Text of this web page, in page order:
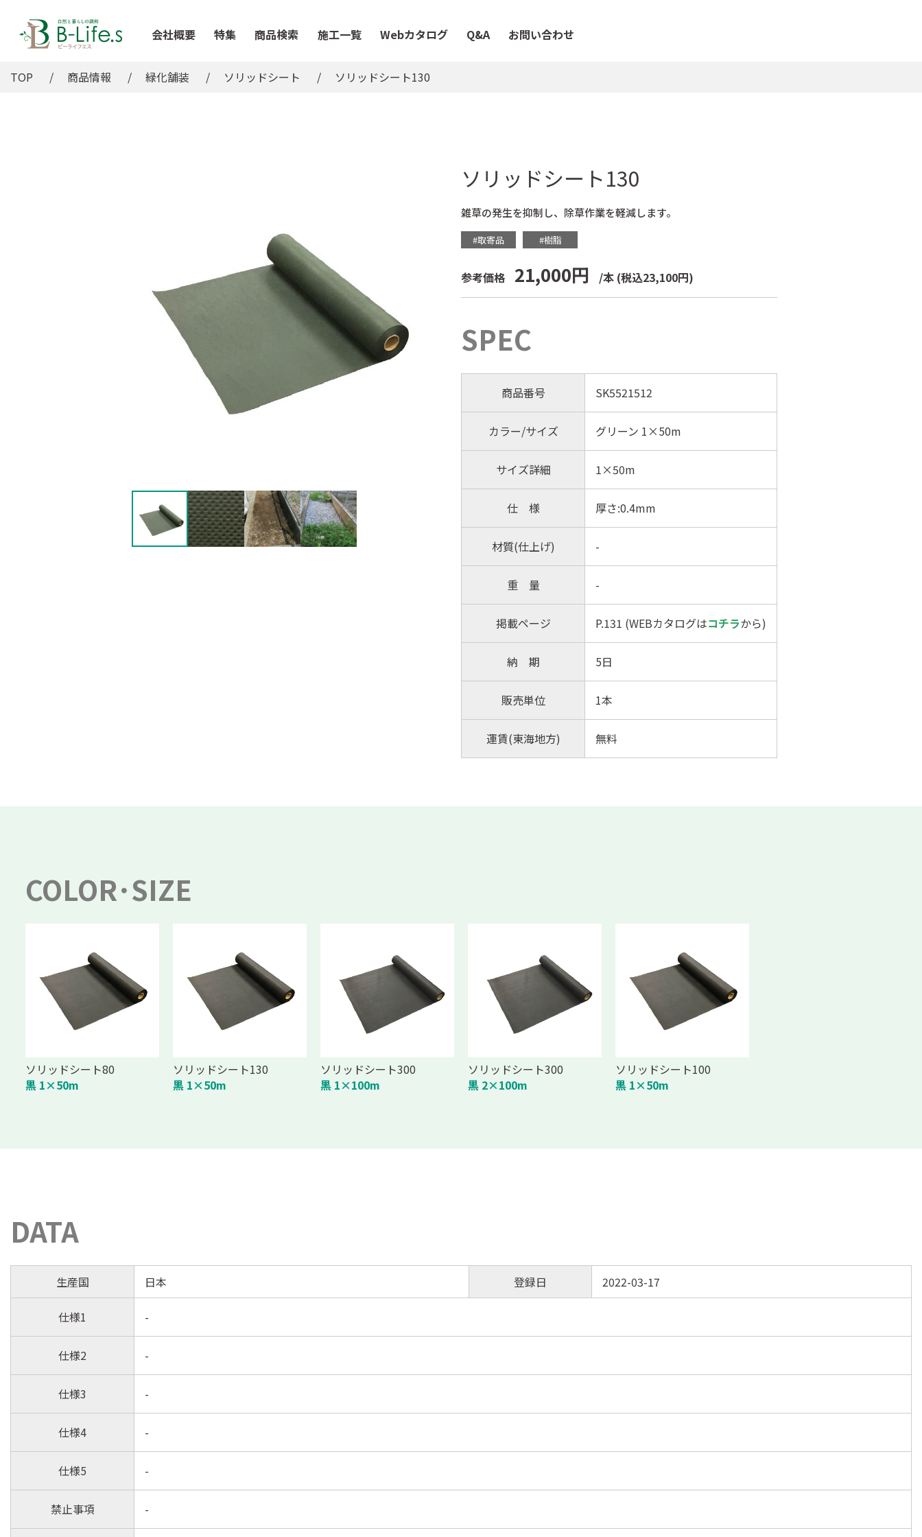
会社概要 特集 商品検索 施工一覧 Webカタログ Q&A お問い合わせ
TOP 商品情報 緑化舗装 ソリッドシート ソリッドシート130
ソリッドシート130
雑草の発生を抑制し、除草作業を軽減します。
#取寄品 #樹脂
参考価格 21,000円 /本 (税込23,100円)
SPEC
商品番号 SK5521512
カラー/サイズ グリーン 1×50m
サイズ詳細 1×50m
仕 様 厚さ:0.4mm
材質(仕上げ) -
重 量 -
掲載ページ P.131 (WEBカタログはコチラから)
納 期 5日
販売単位 1本
運賃(東海地方) 無料
COLOR･SIZE
ソリッドシート80
黒 1×50m
ソリッドシート130
黒 1×50m
ソリッドシート300
黒 1×100m
ソリッドシート300
黒 2×100m
ソリッドシート100
黒 1×50m
DATA
生産国 日本 登録日 2022-03-17
仕様1 -
仕様2 -
仕様3 -
仕様4 -
仕様5 -
禁止事項 -